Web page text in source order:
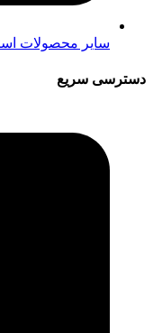
سایر محصولات استیل
سریع